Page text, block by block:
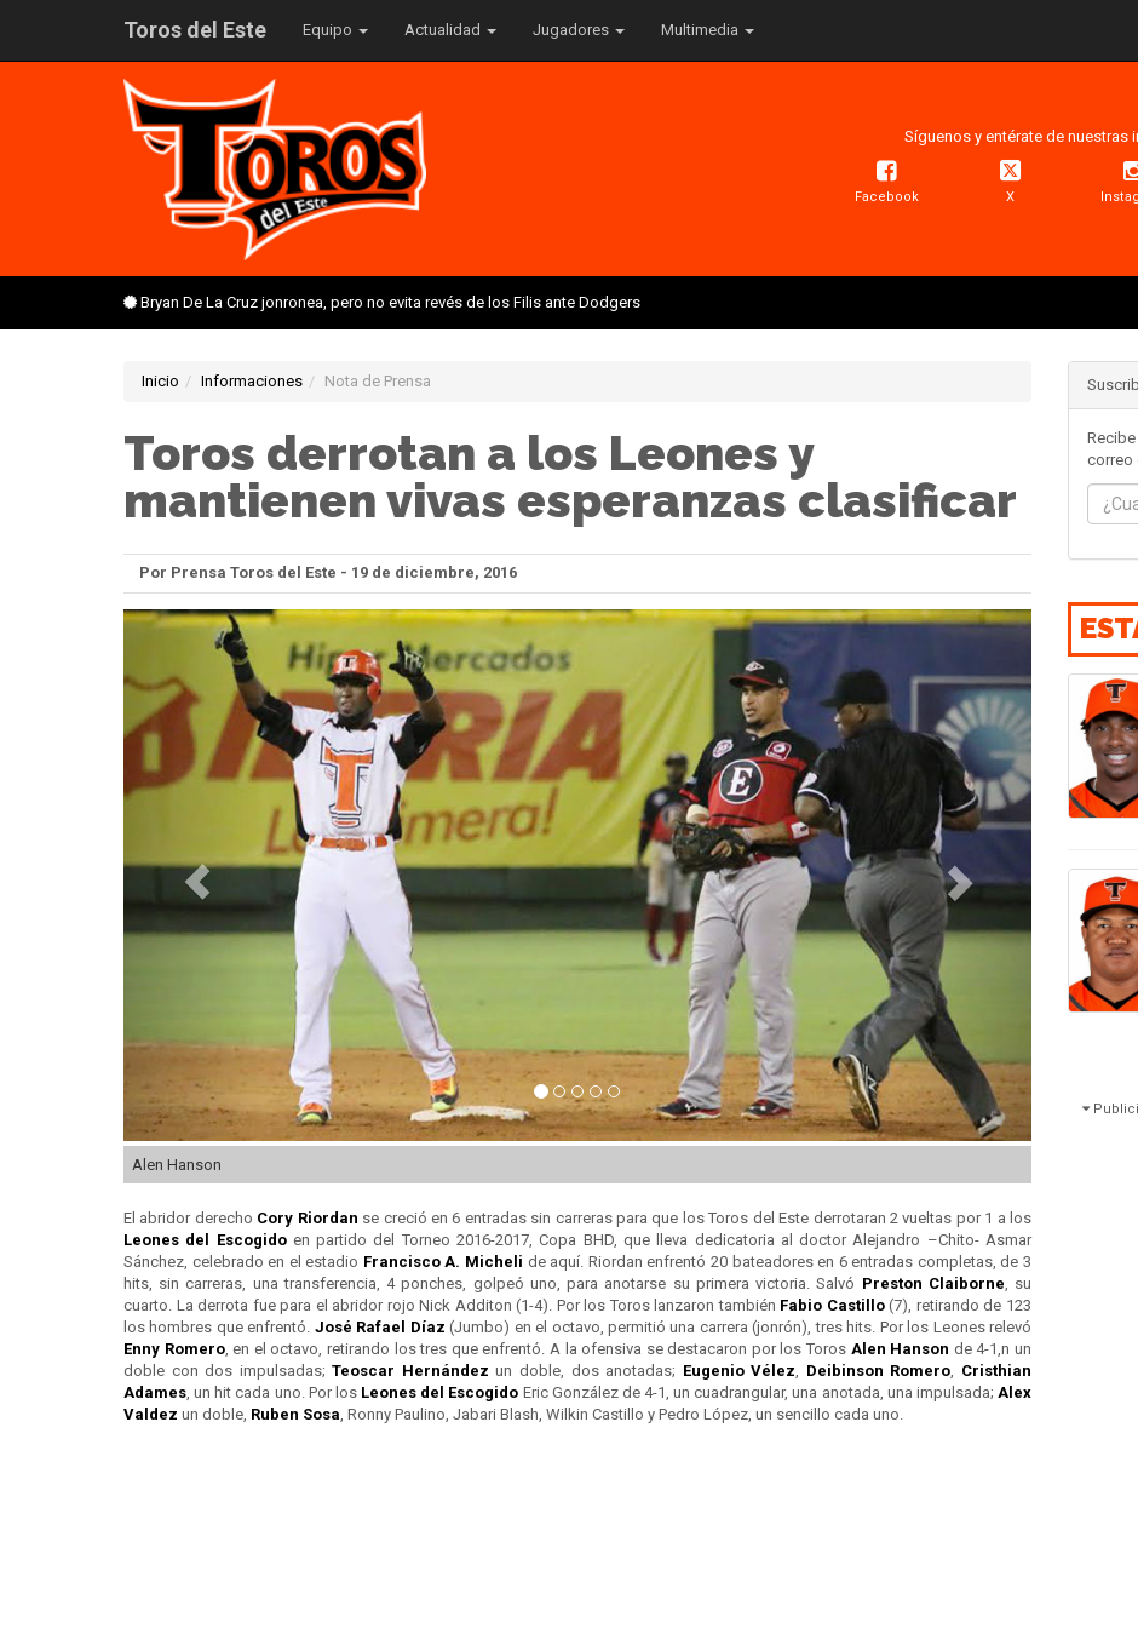
Toros del Este Equipo Actualidad Jugadores Multimedia
Síguenos y entérate de nuestras
Facebook X
Bryan De La Cruz jonronea, pero no evita revés de los Filis ante Dodgers
Inicio Informaciones Nota de Prensa
Toros derrotan a los Leones y
mantienen vivas esperanzas clasificar
Por Prensa Toros del Este - 19 de diciembre, 2016
Anterior Siguiente
Alen Hanson
El abridor derecho Cory Riordan se creció en 6 entradas sin carreras para que los Toros del Este derrotaran 2 vueltas por 1 a los
Leones del Escogidoen partido del Torneo 2016-2017, Copa BHD, que lleva dedicatoria al doctor Alejandro –Chito- Asmar
Sánchez, celebrado en el estadio Francisco A. Micheli de aquí. Riordan enfrentó 20 bateadores en 6 entradas completas, de 3
hits, sin carreras, una transferencia, 4 ponches, golpeó uno, para anotarse su primera victoria. Salvó Preston Claiborne, su
cuarto. La derrota fue para el abridor rojo Nick Additon (1-4). Por los Toros lanzaron también Fabio Castillo(7), retirando de 123
los hombres que enfrentó. José Rafael Díaz (Jumbo) en el octavo, permitió una carrera (jonrón), tres hits. Por los Leones relevó
Enny Romero, en el octavo, retirando los tres que enfrentó. A la ofensiva se destacaron por los Toros Alen Hanson de 4-1,n un
doble con dos impulsadas;Teoscar Hernández un doble, dos anotadas; Eugenio Vélez, Deibinson Romero, Cristhian
Adames, un hit cada uno. Por los Leones del Escogido Eric González de 4-1, un cuadrangular, una anotada, una impulsada;Alex
Valdez un doble, Ruben Sosa, Ronny Paulino, Jabari Blash, Wilkin Castillo y Pedro López, un sencillo cada uno.
correo